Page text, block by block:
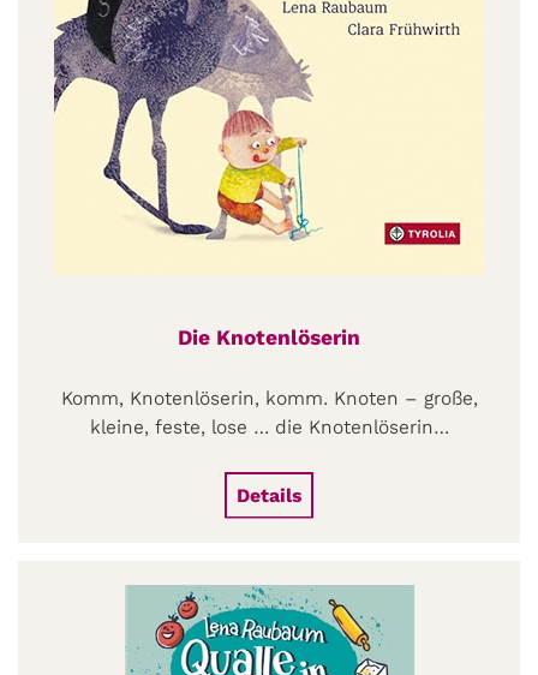
Die Knotenlöserin
Komm, Knotenlöserin, komm. Knoten – große,
kleine, feste, lose … die Knotenlöserin…
Details